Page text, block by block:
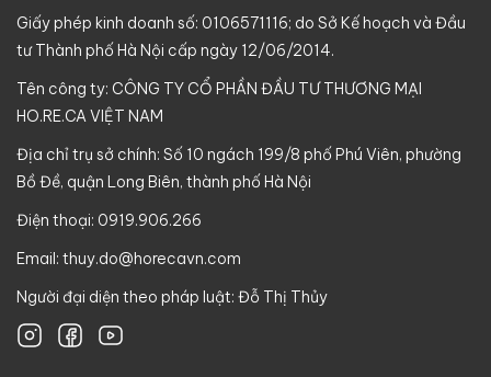
Giấy phép kinh doanh số: 0106571116; do Sở Kế hoạch và Đầu
tư Thành phố Hà Nội cấp ngày 12/06/2014.
Tên công ty: CÔNG TY CỔ PHẦN ĐẦU TƯ THƯƠNG MẠI
HO.RE.CA VIỆT NAM
Địa chỉ trụ sở chính: Số 10 ngách 199/8 phố Phú Viên, phường
Bồ Đề, quận Long Biên, thành phố Hà Nội
Điện thoại: 0919.906.266
Email: thuy.do@horecavn.com
Người đại diện theo pháp luật: Đỗ Thị Thủy